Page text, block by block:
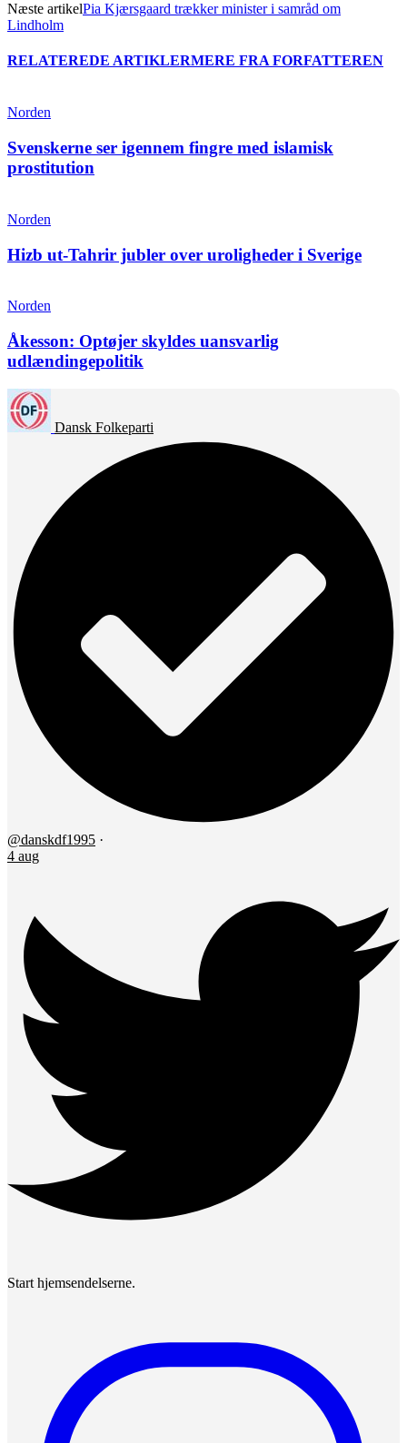
Næste artikelPia Kjærsgaard trækker minister i samråd om
Lindholm
RELATEREDE ARTIKLERMERE FRA FORFATTEREN
Norden
Svenskerne ser igennem fingre med islamisk
prostitution
Norden
Hizb ut-Tahrir jubler over uroligheder i Sverige
Norden
Åkesson: Optøjer skyldes uansvarlig
udlændingepolitik
Dansk Folkeparti
@danskdf1995 ·
4 aug
Start hjemsendelserne.